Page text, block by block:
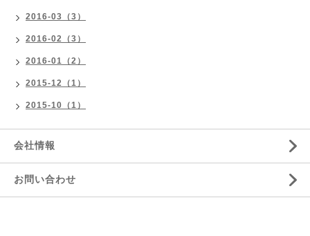
2016-03（3）
2016-02（3）
2016-01（2）
2015-12（1）
2015-10（1）
会社情報
お問い合わせ